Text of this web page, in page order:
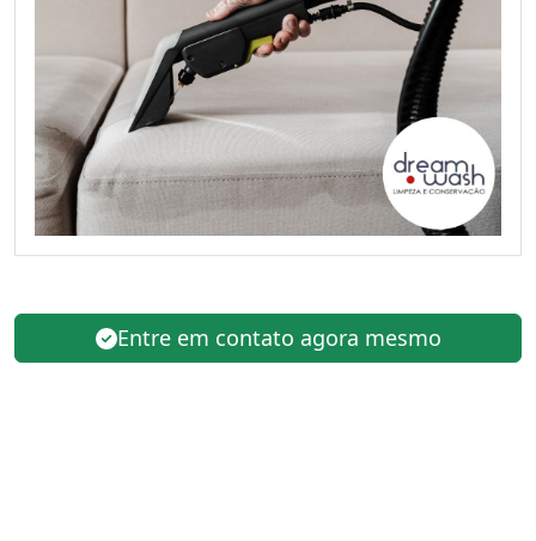
Entre em contato agora mesmo